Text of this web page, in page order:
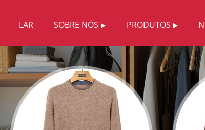
LAR SOBRE NÓS PRODUTOS